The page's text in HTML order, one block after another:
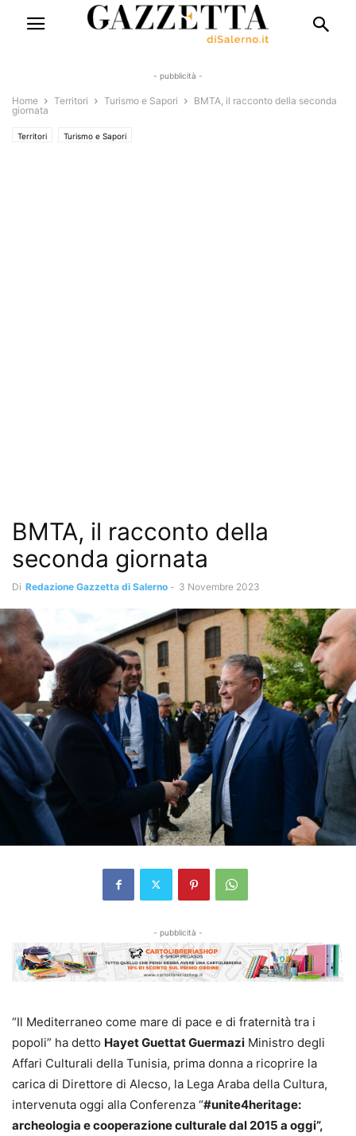
- pubblicità -
Home Territori Turismo e Sapori
BMTA, il racconto della seconda
giornata
Territori Turismo e Sapori
BMTA, il racconto della
seconda giornata
Di Redazione Gazzetta di Salerno - 3 Novembre 2023
- pubblicità -
“Il Mediterraneo come mare di pace e di fraternità tra i
popoli” ha detto Hayet Guettat Guermazi Ministro degli
Affari Culturali della Tunisia, prima donna a ricoprire la
carica di Direttore di Alecso, la Lega Araba della Cultura,
intervenuta oggi alla Conferenza “#unite4heritage:
archeologia e cooperazione culturale dal 2015 a oggi”,